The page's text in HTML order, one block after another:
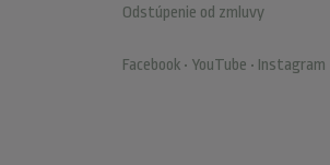
Odstúpenie od zmluvy
Facebook • YouTube • Instagram